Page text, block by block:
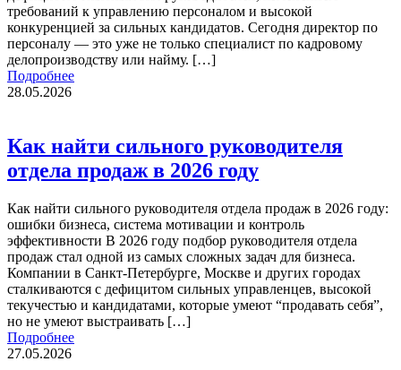
требований к управлению персоналом и высокой
конкуренцией за сильных кандидатов. Сегодня директор по
персоналу — это уже не только специалист по кадровому
делопроизводству или найму. […]
Подробнее
28.05.2026
Как найти сильного руководителя
отдела продаж в 2026 году
Как найти сильного руководителя отдела продаж в 2026 году:
ошибки бизнеса, система мотивации и контроль
эффективности В 2026 году подбор руководителя отдела
продаж стал одной из самых сложных задач для бизнеса.
Компании в Санкт-Петербурге, Москве и других городах
сталкиваются с дефицитом сильных управленцев, высокой
текучестью и кандидатами, которые умеют “продавать себя”,
но не умеют выстраивать […]
Подробнее
27.05.2026